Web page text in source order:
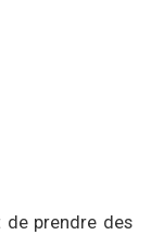
prendre des